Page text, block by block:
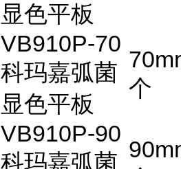
显色平板
VB910P-70
科玛嘉弧菌
显色平板
个
VB910P-90
科玛嘉弧菌